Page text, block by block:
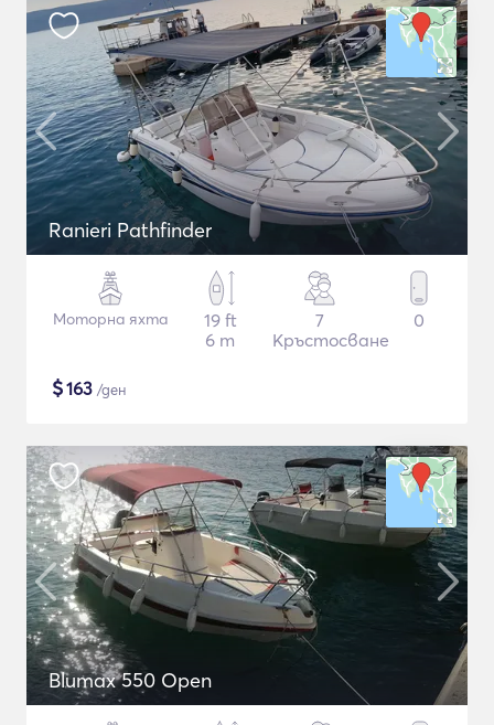
Ranieri Pathfinder
Моторна яхта
19 ft
6 m
7
Кръстосване
0
$163 /ден
Blumax 550 Open